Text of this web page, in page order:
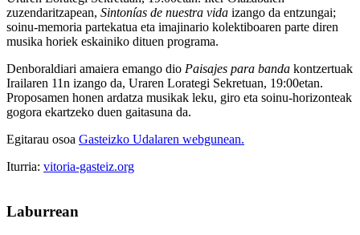
zuzendaritzapean, Sintonías de nuestra vida izango da entzungai;
soinu-memoria partekatua eta imajinario kolektiboaren parte diren
musika horiek eskainiko dituen programa.
Denboraldiari amaiera emango dio Paisajes para banda kontzertuak
Irailaren 11n izango da, Uraren Lorategi Sekretuan, 19:00etan.
Proposamen honen ardatza musikak leku, giro eta soinu-horizonteak
gogora ekartzeko duen gaitasuna da.
Egitarau osoa Gasteizko Udalaren webgunean.
Iturria: vitoria-gasteiz.org
Laburrean